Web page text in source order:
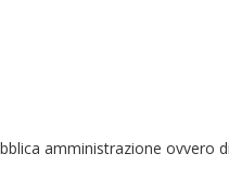
amministrazione ovvero